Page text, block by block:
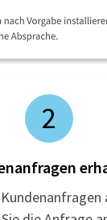
2